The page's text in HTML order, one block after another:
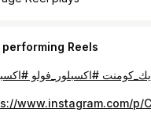
performing Reels
www.instagram.com/p/